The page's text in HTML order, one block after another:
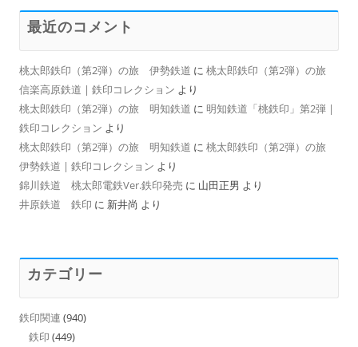
最近のコメント
桃太郎鉄印（第2弾）の旅 伊勢鉄道 に 桃太郎鉄印（第2弾）の旅
信楽高原鉄道 | 鉄印コレクション より
桃太郎鉄印（第2弾）の旅 明知鉄道 に 明知鉄道「桃鉄印」第2弾 |
鉄印コレクション より
桃太郎鉄印（第2弾）の旅 明知鉄道 に 桃太郎鉄印（第2弾）の旅
伊勢鉄道 | 鉄印コレクション より
錦川鉄道 桃太郎電鉄Ver.鉄印発売 に 山田正男 より
井原鉄道 鉄印 に 新井尚 より
カテゴリー
鉄印関連 (940)
鉄印 (449)